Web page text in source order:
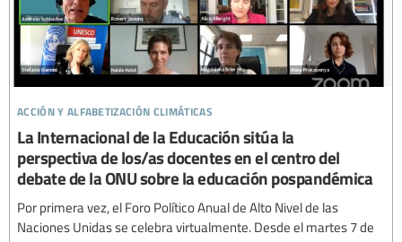
acción y alfabetización climáticas
La Internacional de la Educación sitúa la
perspectiva de los/as docentes en el centro del
debate de la ONU sobre la educación pospandémica
Por primera vez, el Foro Político Anual de Alto Nivel de las
Naciones Unidas se celebra virtualmente. Desde el martes 7 de